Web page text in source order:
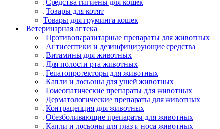
Средства гигиены для кошек
Товары для котят
Товары для груминга кошек
Ветеринарная аптека
Противопаразитарные препараты для животных
Антисептики и дезинфицирующие средства
Витамины для животных
Для полости рта животных
Гепатопротекторы для животных
Капли и лосьоны для ушей животных
Гомеопатические препараты для животных
Дерматологические препараты для животных
Контрацепция для животных
Обезболивающие препараты для животных
Капли и лосьоны для глаз и носа животных